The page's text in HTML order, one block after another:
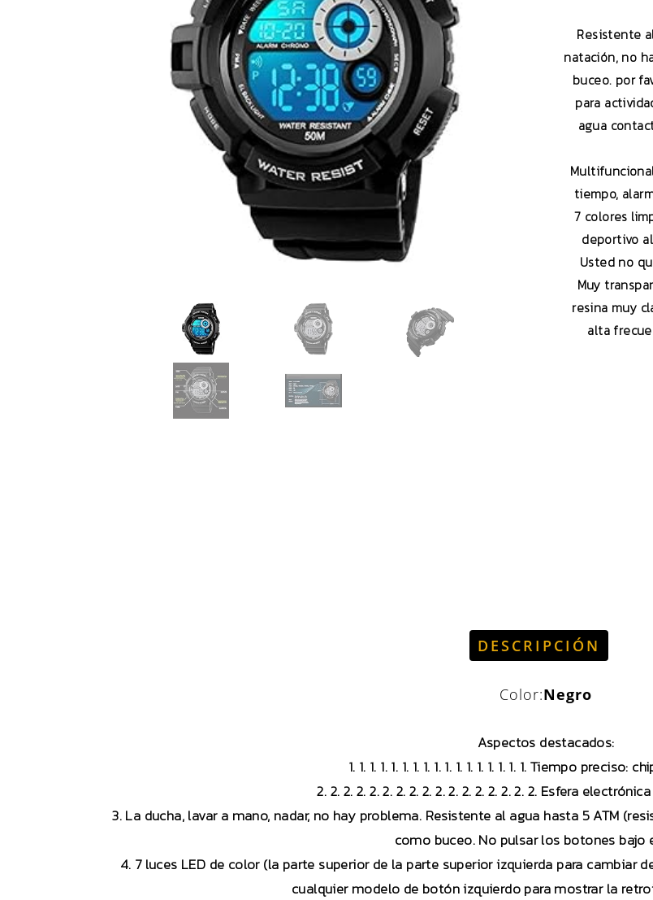
Resistente
natación, no
buceo. por
para
agua
tiempo,
7 colores
deportivo
Usted no
Muy
resina muy
alta
DESCRIPCIÓN
Color:Negro
Aspectos destacados:
1. 1. 1. 1. 1. 1. 1. 1. 1. 1. 1. 1. 1. 1. 1. 1. 1. Tiempo preciso:
2. 2. 2. 2. 2. 2. 2. 2. 2. 2. 2. 2. 2. 2. 2. 2. 2. Esfera
3. La ducha, lavar a mano, nadar, no hay problema. Resistente al agua hasta 5 ATM
como buceo. No pulsar los botones bajo
4. 7 luces LED de color (la parte superior de la parte superior izquierda para cambiar
cualquier modelo de botón izquierdo para mostrar la